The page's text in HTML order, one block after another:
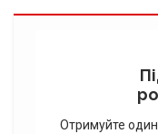
Отримуйте